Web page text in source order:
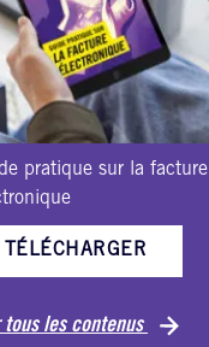
pratique sur la facture
TÉLÉCHARGER
tous les contenus